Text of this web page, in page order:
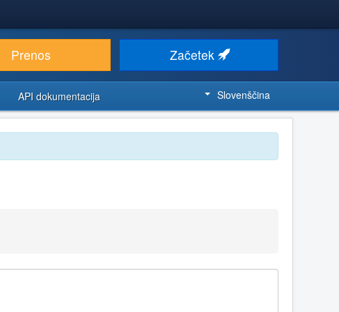
Prenos Začetek
API dokumentacija Slovenščina